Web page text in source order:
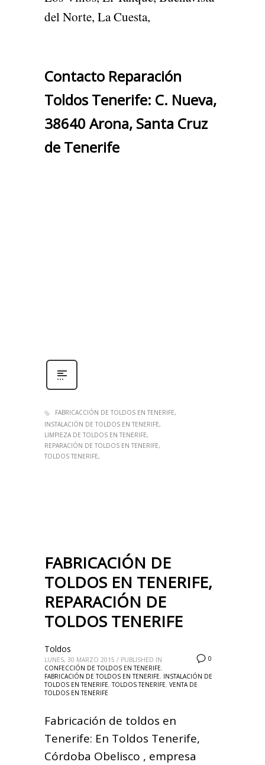
del Norte, La Cuesta,
Contacto Reparación
Toldos Tenerife: C. Nueva,
38640 Arona, Santa Cruz
de Tenerife
FABRICACCIÓN DE TOLDOS EN TENERIFE
INSTALACIÓN DE TOLDOS EN TENERIFE
LIMPIEZA DE TOLDOS EN TENERIFE
REPARACIÓN DE TOLDOS EN TENERIFE
TOLDOS TENERIFE
FABRICACIÓN DE
TOLDOS EN TENERIFE,
REPARACIÓN DE
TOLDOS TENERIFE
0
Toldos
LUNES, 30 MARZO 2015 / PUBLISHED IN
CONFECCIÓN DE TOLDOS EN TENERIFE,
FABRICACIÓN DE TOLDOS EN TENERIFE, INSTALACIÓN DE
TOLDOS EN TENERIFE,TOLDOS TENERIFE, VENTA DE
TOLDOS EN TENERIFE
Fabricación de toldos en
Tenerife: En Toldos Tenerife,
Córdoba Obelisco , empresa